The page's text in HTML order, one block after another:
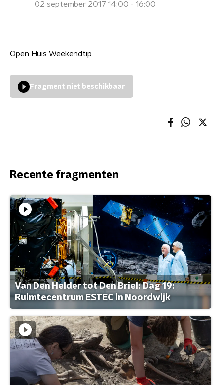
02 september 2017 14:00 - 16:00
Open Huis Weekendtip
Fragment niet beschikbaar
Recente fragmenten
Van Den Helder tot Den Briel: Dag 19:
Ruimtecentrum ESTEC in Noordwijk